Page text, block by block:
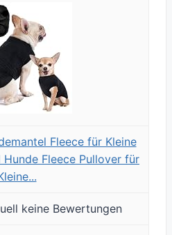
Fleece für Kleine
Hunde Fleece Pullover für
keine Bewertungen